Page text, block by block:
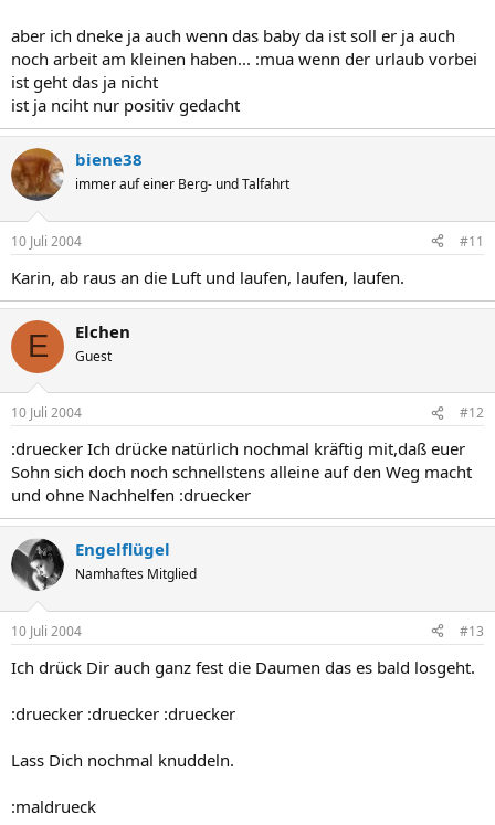
aber ich dneke ja auch wenn das baby da ist soll er ja auch
noch arbeit am kleinen haben... :mua wenn der urlaub vorbei
ist geht das ja nicht
ist ja nciht nur positiv gedacht
biene38
immer auf einer Berg- und Talfahrt
10 Juli 2004 #11
Karin, ab raus an die Luft und laufen, laufen, laufen.
E Elchen
Guest
10 Juli 2004 #12
:druecker Ich drücke natürlich nochmal kräftig mit,daß euer
Sohn sich doch noch schnellstens alleine auf den Weg macht
und ohne Nachhelfen :druecker
Engelflügel
Namhaftes Mitglied
10 Juli 2004 #13
Ich drück Dir auch ganz fest die Daumen das es bald losgeht.
:druecker :druecker :druecker
Lass Dich nochmal knuddeln.
:maldrueck